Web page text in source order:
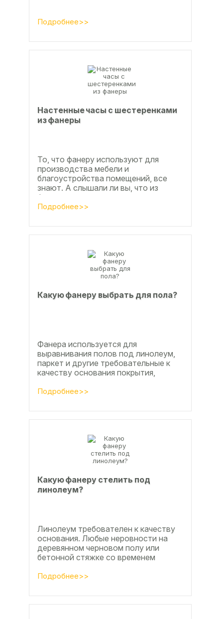
Подробнее>>
Настенные часы с шестеренками
из фанеры
То, что фанеру используют для
производства мебели и
благоустройства помещений, все
знают. А слышали ли вы, что из
фанеры делают красивые ажурные
часы? Удивительно, но факт.
Подробнее>>
Какую фанеру выбрать для пола?
Фанера используется для
выравнивания полов под линолеум,
паркет и другие требовательные к
качеству основания покрытия,
по деревянным лагам или...
Подробнее>>
Какую фанеру стелить под
линолеум?
Линолеум требователен к качеству
основания. Любые неровности на
деревянном черновом полу или
бетонной стяжке со временем
Подробнее>>